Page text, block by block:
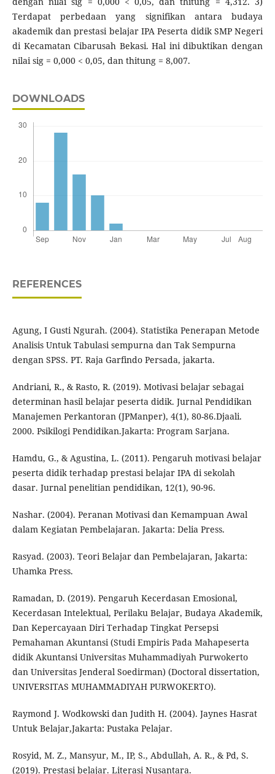
Terdapat perbedaan yang signifikan antara budaya
akademik dan prestasi belajar IPA Peserta didik SMP Negeri
di Kecamatan Cibarusah Bekasi. Hal ini dibuktikan dengan
nilai sig = 0,000 < 0,05, dan thitung = 8,007.
DOWNLOADS
REFERENCES
Agung, I Gusti Ngurah. (2004). Statistika Penerapan Metode
Analisis Untuk Tabulasi sempurna dan Tak Sempurna
dengan SPSS. PT. Raja Garfindo Persada, jakarta.
Andriani, R., & Rasto, R. (2019). Motivasi belajar sebagai
determinan hasil belajar peserta didik. Jurnal Pendidikan
Manajemen Perkantoran (JPManper), 4(1), 80-86.Djaali.
2000. Psikilogi Pendidikan.Jakarta: Program Sarjana.
Hamdu, G., & Agustina, L. (2011). Pengaruh motivasi belajar
peserta didik terhadap prestasi belajar IPA di sekolah
dasar. Jurnal penelitian pendidikan, 12(1), 90-96.
Nashar. (2004). Peranan Motivasi dan Kemampuan Awal
dalam Kegiatan Pembelajaran. Jakarta: Delia Press.
Rasyad. (2003). Teori Belajar dan Pembelajaran, Jakarta:
Uhamka Press.
Ramadan, D. (2019). Pengaruh Kecerdasan Emosional,
Kecerdasan Intelektual, Perilaku Belajar, Budaya Akademik,
Dan Kepercayaan Diri Terhadap Tingkat Persepsi
Pemahaman Akuntansi (Studi Empiris Pada Mahapeserta
didik Akuntansi Universitas Muhammadiyah Purwokerto
dan Universitas Jenderal Soedirman) (Doctoral dissertation,
UNIVERSITAS MUHAMMADIYAH PURWOKERTO).
Raymond J. Wodkowski dan Judith H. (2004). Jaynes Hasrat
Untuk Belajar,Jakarta: Pustaka Pelajar.
Rosyid, M. Z., Mansyur, M., IP, S., Abdullah, A. R., & Pd, S.
(2019). Prestasi belajar. Literasi Nusantara.